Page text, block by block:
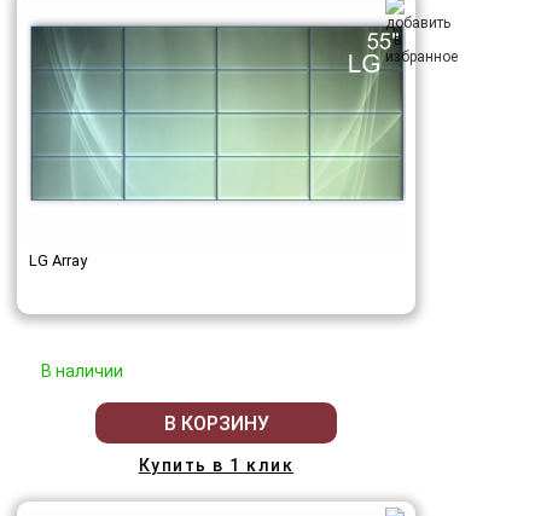
LG Array
В наличии
В КОРЗИНУ
Купить в 1 клик